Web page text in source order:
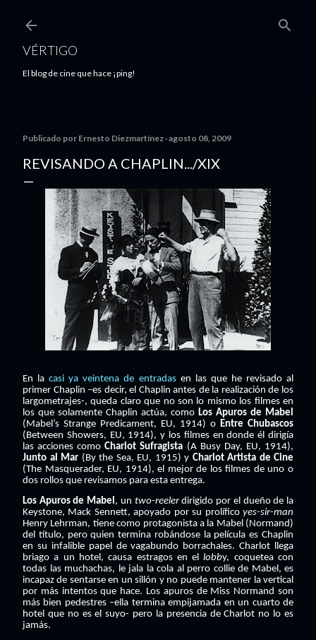
VÉRTIGO
El blog de cine que hace ¡ping!
Publicado por Ernesto Diezmartínez agosto 08, 2009
REVISANDO A CHAPLIN.../XIX
En lacasi ya veintena de entradas en las que he revisado al
primer Chaplin –es decir, el Chaplin antes de la realización de los
largometrajes-, queda claro que no son lo mismo los filmes en
los que solamente Chaplin actúa, como Los Apuros de Mabel
(Mabel’s Strange Predicament, EU, 1914) o Entre Chubascos
(Between Showers, EU, 1914), y los filmes en donde él dirigía
las acciones comoCharlot Sufragista (A Busy Day, EU, 1914),
Junto al Mar (By the Sea, EU, 1915) y Charlot Artista de Cine
(The Masquerader, EU, 1914), el mejor de los filmes de uno o
dos rollos que revisamos para esta entrega.
Los Apuros de Mabel, un two-reelerdirigido por el dueño de la
Keystone, Mack Sennett, apoyado por su prolífico yes-sir-man
Henry Lehrman, tiene como protagonista a la Mabel (Normand)
del título, pero quien termina robándose la película es Chaplin
en su infalible papel de vagabundo borrachales. Charlot llega
briago a un hotel, causa estragos en ellobby, coquetea con
todas las muchachas, le jala la cola al perro collie de Mabel, es
incapaz de sentarse en un sillón y no puede mantener la vertical
por más intentos que hace. Los apuros de Miss Normand son
más bien pedestres –ella termina empijamada en un cuarto de
hotel que no es el suyo- pero la presencia de Charlot no lo es
jamás.